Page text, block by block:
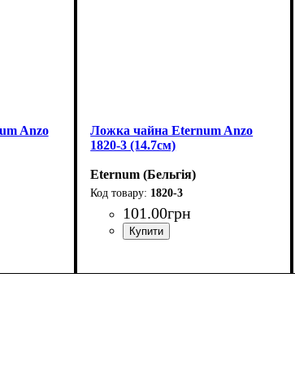
Anzo
Ложка чайна Eternum Anzo
1820-3 (14.7см)
Eternum (Бельгія)
1820-3
101.00грн